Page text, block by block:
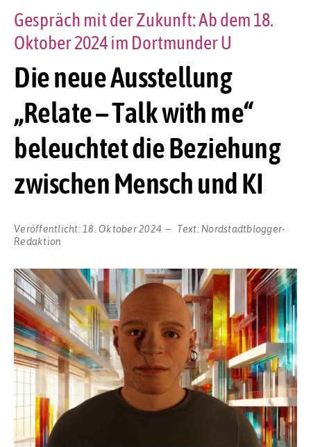
Die neue Ausstellung
„Relate – Talk with me“
beleuchtet die Beziehung
zwischen Mensch und KI
Gespräch mit der Zukunft: Ab dem 18.
Oktober 2024 im Dortmunder U
Veröffentlicht: 18. Oktober 2024 Text: Nordstadtblogger-
Redaktion